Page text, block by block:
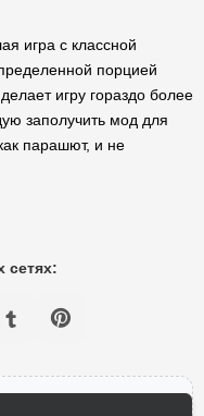
игра с классной
порцией
игру гораздо более
заполучить мод для
парашют, и не
сетях: